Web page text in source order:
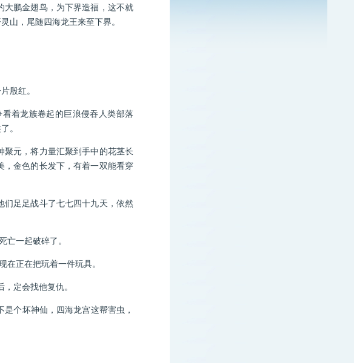
鹏金翅鸟，为下界造福，这不就
，尾随四海龙王来至下界。
殷红。
着龙族卷起的巨浪侵吞人类部落
。
元，将力量汇聚到手中的花茎长
金色的长发下，有着一双能看穿
足足战斗了七七四十九天，依然
一起破碎了。
正在把玩着一件玩具。
定会找他复仇。
个坏神仙，四海龙宫这帮害虫，